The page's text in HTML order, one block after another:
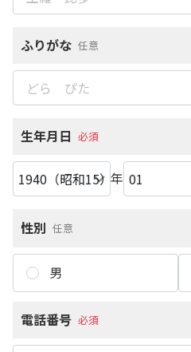
ふりがな 任意
生年月日 必須
年
性別 任意
男
電話番号 必須